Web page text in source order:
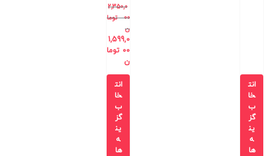
انت
خا
ب
گز
ین
ه
ها
2,350,0
00
توما
ن
1,599,0
00 توما
ن
انت
خا
ب
گز
ین
ه
ها